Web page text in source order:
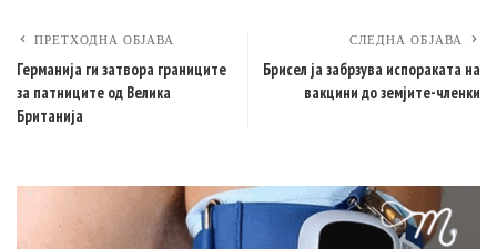
ПРЕТХОДНА ОБЈАВА
Германија ги затвора границите
за патниците од Велика
Британија
СЛЕДНА ОБЈАВА
Брисел ја забрзува испораката на
вакцини до земјите-членки